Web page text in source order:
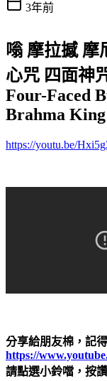
3年前
嗡 摩拉撼 摩
心咒 四面神
Four-Faced
Brahma King
https://youtu.be/
分享給朋友棉，記
https://
請點選小鈴噹，按